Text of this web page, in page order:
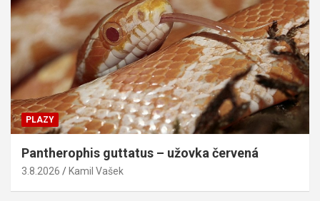
PLAZY
Pantherophis guttatus – užovka červená
3.8.2026 Kamil Vašek